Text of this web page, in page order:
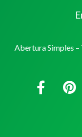
Abertura Simples